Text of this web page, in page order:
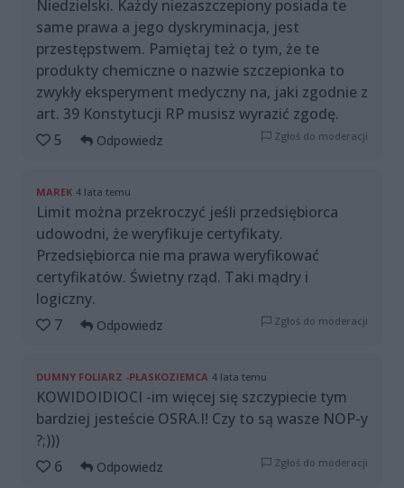
Niedzielski. Każdy niezaszczepiony posiada te
same prawa a jego dyskryminacja, jest
przestępstwem. Pamiętaj też o tym, że te
produkty chemiczne o nazwie szczepionka to
zwykły eksperyment medyczny na, jaki zgodnie z
art. 39 Konstytucji RP musisz wyrazić zgodę.
5
Odpowiedz Zgłoś do moderacji
MAREK 4 lata temu
Limit można przekroczyć jeśli przedsiębiorca
udowodni, że weryfikuje certyfikaty.
Przedsiębiorca nie ma prawa weryfikować
certyfikatów. Świetny rząd. Taki mądry i
logiczny.
7
Odpowiedz Zgłoś do moderacji
DUMNY FOLIARZ -PŁASKOZIEMCA 4 lata temu
KOWIDOIDIOCI -im więcej się szczypiecie tym
bardziej jesteście OSRA.I! Czy to są wasze NOP-y
?;)))
6
Odpowiedz Zgłoś do moderacji